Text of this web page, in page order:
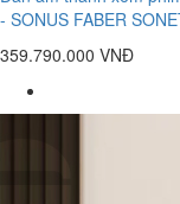
- SONUS FABER
359.790.000 VNĐ